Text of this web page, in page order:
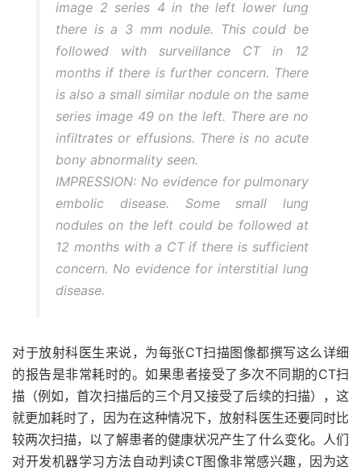
image 2 series 4 in the left lower lung
there is a 3 mm nodule. This could be
followed with surveillance CT in 12
months if there is further concern. There
is also a small similar nodule on the same
series image 49 on the left. There are no
infiltrates or effusions. There is no acute
bony abnormality seen.
IMPRESSION: No evidence for pulmonary
embolic disease. Some small lung
nodules on the left could be followed at
12 months with a CT if there is sufficient
concern. No evidence for interstitial lung
disease.
对于放射科医生来说，为每张CT扫描图像都撰写这么详细
的报告是非常耗时的。如果患者接受了多次不同期的CT扫
描（例如，首次扫描后的三个月又接受了后续的扫描），这
就更加耗时了，因为在这种情况下，放射科医生还要同时比
较两次扫描，以了解患者的健康状况产生了什么变化。人们
对开发机器学习方法自动判读CT图像非常感兴趣，因为这